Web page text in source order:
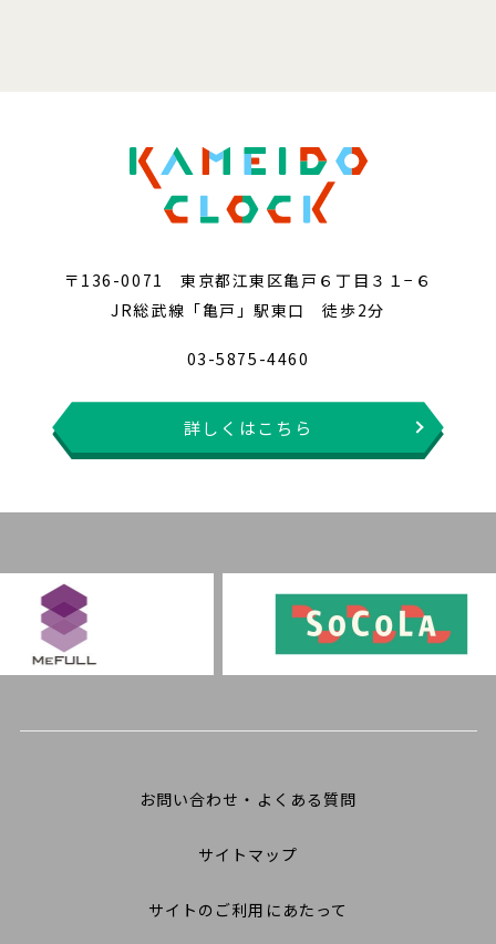
〒136-0071 東京都江東区亀戸６丁目３１−６
JR総武線「亀戸」駅東口 徒歩2分
03-5875-4460
詳しくはこちら
お問い合わせ・よくある質問
サイトマップ
サイトのご利用にあたって